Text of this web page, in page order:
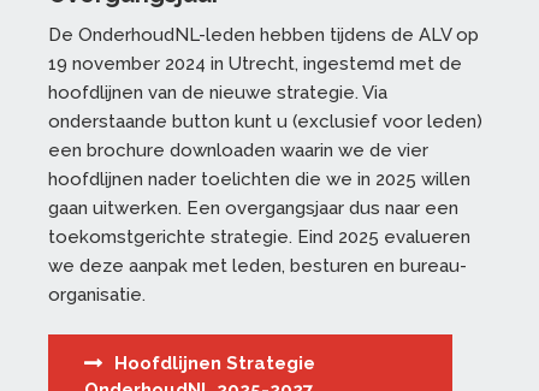
De OnderhoudNL-leden hebben tijdens de ALV op
19 november 2024 in Utrecht, ingestemd met de
hoofdlijnen van de nieuwe strategie. Via
onderstaande button kunt u (exclusief voor leden)
een brochure downloaden waarin we de vier
hoofdlijnen nader toelichten die we in 2025 willen
gaan uitwerken. Een overgangsjaar dus naar een
toekomstgerichte strategie. Eind 2025 evalueren
we deze aanpak met leden, besturen en bureau-
organisatie.
Hoofdlijnen Strategie